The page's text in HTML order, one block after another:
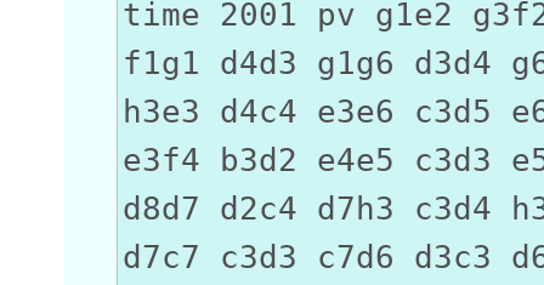
time 2001 pv g1e2
f1g1 d4d3 g1g6 d3d4
h3e3 d4c4 e3e6 c3d5
e3f4 b3d2 e4e5 c3d3
d8d7 d2c4 d7h3 c3d4
d7c7 c3d3 c7d6 d3c3